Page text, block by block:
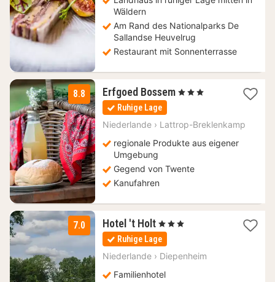
Wäldern
Am Rand des Nationalparks De
Sallandse Heuvelrug
Restaurant mit Sonnenterrasse
8.8 Erfgoed Bossem 3
112,71
, 3 Sterne
Ruhige Lage
Niederlande › Lattrop-Breklenkamp
regionale Produkte aus eigener
Umgebung
Gegend von Twente
Kanufahren
7.0 Hotel 't Holt 1
Nacht
ab
120
, 3 Sterne
Ruhige Lage
Niederlande › Diepenheim
Familienhotel